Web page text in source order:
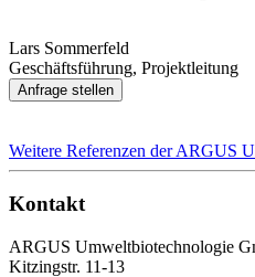
Lars Sommerfeld
Geschäftsführung, Projektleitung
Anfrage stellen
Weitere Referenzen der ARGUS
Kontakt
ARGUS Umweltbiotechnologie
Kitzingstr. 11-13